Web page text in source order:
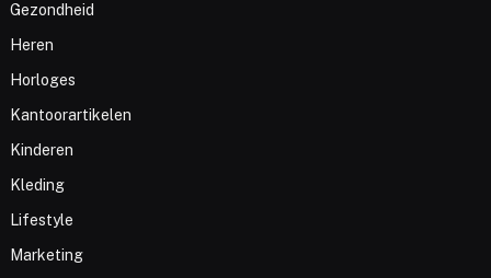
Gezondheid
Heren
Horloges
Kantoorartikelen
Kinderen
Kleding
Lifestyle
Marketing